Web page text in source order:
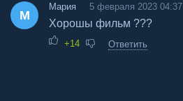
М
Мария 5 февраля 2023 04:37
Хорошы фильм ???
+14 Ответить